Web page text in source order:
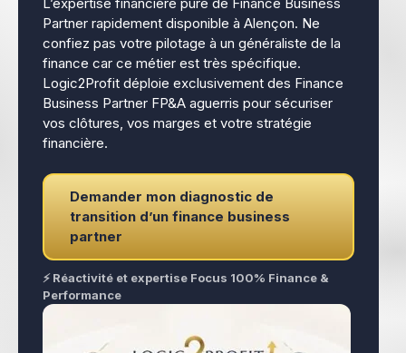
Partner rapidement disponible à Alençon. Ne
confiez pas votre pilotage à un généraliste de la
finance car ce métier est très spécifique.
Logic2Profit déploie exclusivement des Finance
Business Partner FP&A aguerris pour sécuriser
vos clôtures, vos marges et votre stratégie
financière.
Demander mon diagnostic de
transition d’un finance business
partner
⚡ Réactivité et expertise Focus 100% Finance &
Performance